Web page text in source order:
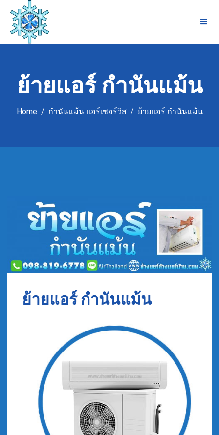
content
ย้ายแอร์ กำนันแม้น
Home กำนันแม้น แอร์เซอร์วิส ย้ายแอร์ กำนันแม้น
ย้ายแอร์ กำนันแม้น